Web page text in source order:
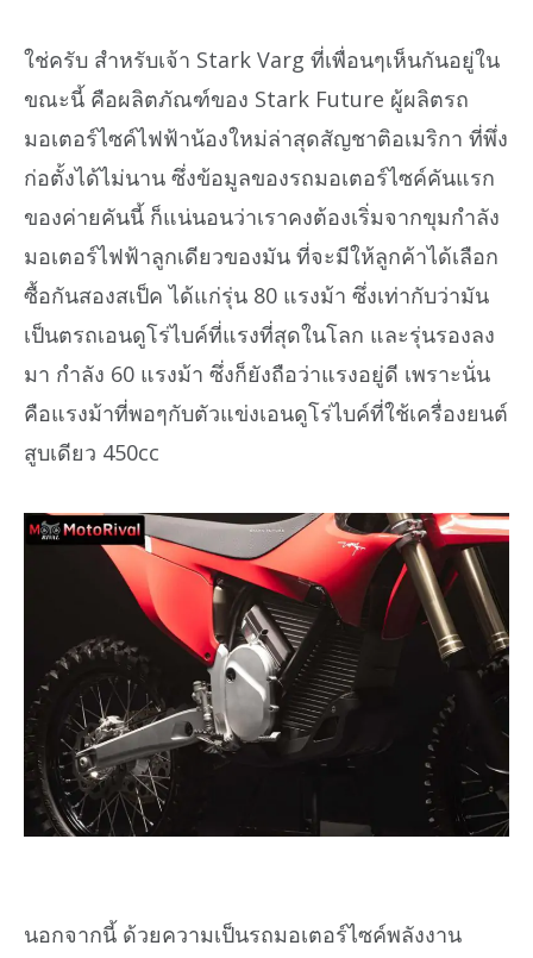
ใช่ครับ สำหรับเจ้า Stark Varg ที่เพื่อนๆเห็นกันอยู่ใน
ขณะนี้ คือผลิตภัณฑ์ของ Stark Future ผู้ผลิตรถ
มอเตอร์ไซค์ไฟฟ้าน้องใหม่ล่าสุดสัญชาติอเมริกา ที่พึ่ง
ก่อตั้งได้ไม่นาน ซึ่งข้อมูลของรถมอเตอร์ไซค์คันแรก
ของค่ายคันนี้ ก็แน่นอนว่าเราคงต้องเริ่มจากขุมกำลัง
มอเตอร์ไฟฟ้าลูกเดียวของมัน ที่จะมีให้ลูกค้าได้เลือก
ซื้อกันสองสเป็ค ได้แก่รุ่น 80 แรงม้า ซึ่งเท่ากับว่ามัน
เป็นตรถเอนดูโร่ไบค์ที่แรงที่สุดในโลก และรุ่นรองลง
มา กำลัง 60 แรงม้า ซึ่งก็ยังถือว่าแรงอยู่ดี เพราะนั่น
คือแรงม้าที่พอๆกับตัวแข่งเอนดูโร่ไบค์ที่ใช้เครื่องยนต์
สูบเดียว 450cc
นอกจากนี้ ด้วยความเป็นรถมอเตอร์ไซค์พลังงาน